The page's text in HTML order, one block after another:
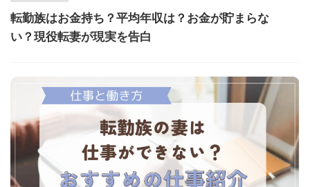
転勤族はお金持ち？平均年収は？お金が貯まらな
い？現役転妻が現実を告白